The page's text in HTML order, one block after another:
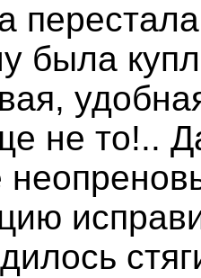
была
не то!..